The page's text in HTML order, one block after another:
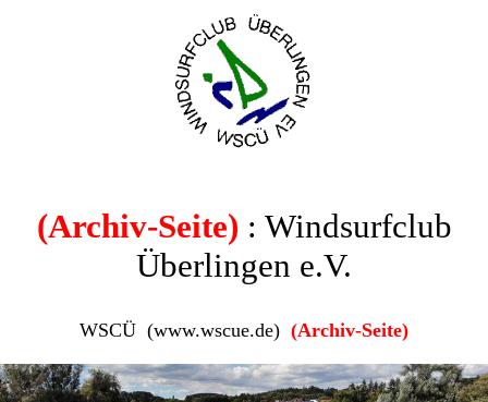
(Archiv-Seite) : Windsurfclub
Überlingen e.V.
WSCÜ (www.wscue.de) (Archiv-Seite)